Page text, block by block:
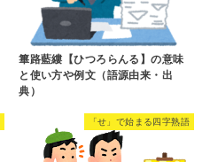
篳路藍縷【ひつろらんる】の意味
と使い方や例文（語源由来・出
典）
「せ」で始まる四字熟語